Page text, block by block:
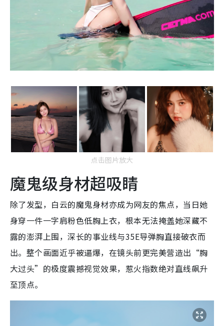
点击图片放大
魔鬼级身材超吸睛
除了发型，白云的魔鬼身材亦成为网友的焦点，当日她
身穿一件一字肩粉色低胸上衣，根本无法掩盖她深藏不
露的澎湃上围，深长的事业线与35E导弹胸直接破衣而
出。整个画面近乎被逼爆，在镜头前更完美营造出“胸
大过头”的极度震撼视觉效果，惹火指数绝对直线飙升
至顶点。